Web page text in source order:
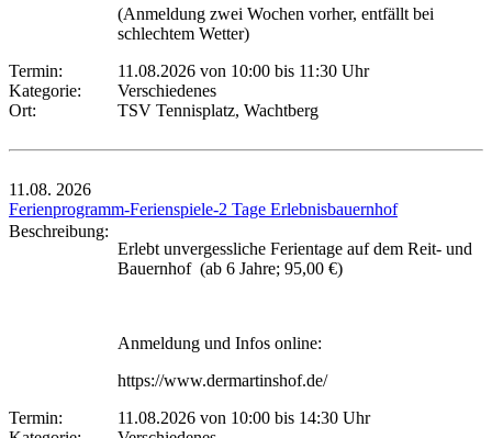
(Anmeldung zwei Wochen vorher, entfällt bei
schlechtem Wetter)
Termin:
11.08.2026 von 10:00 bis 11:30 Uhr
Kategorie:
Verschiedenes
Ort:
TSV Tennisplatz, Wachtberg
11.08. 2026
Ferienprogramm-Ferienspiele-2 Tage Erlebnisbauernhof
Beschreibung:
Erlebt unvergessliche Ferientage auf dem Reit- und
Bauernhof (ab 6 Jahre; 95,00 €)
Anmeldung und Infos online:
https://www.dermartinshof.de/
Termin:
11.08.2026 von 10:00 bis 14:30 Uhr